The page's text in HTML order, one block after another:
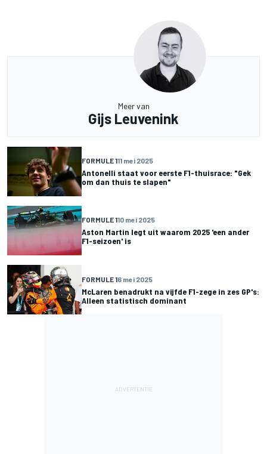
Meer van
Gijs Leuvenink
FORMULE 111 mei 2025
Antonelli staat voor eerste F1-thuisrace: "Gek
om dan thuis te slapen"
FORMULE 110 mei 2025
Aston Martin legt uit waarom 2025 'een ander
F1-seizoen' is
FORMULE 16 mei 2025
McLaren benadrukt na vijfde F1-zege in zes GP's:
Alleen statistisch dominant